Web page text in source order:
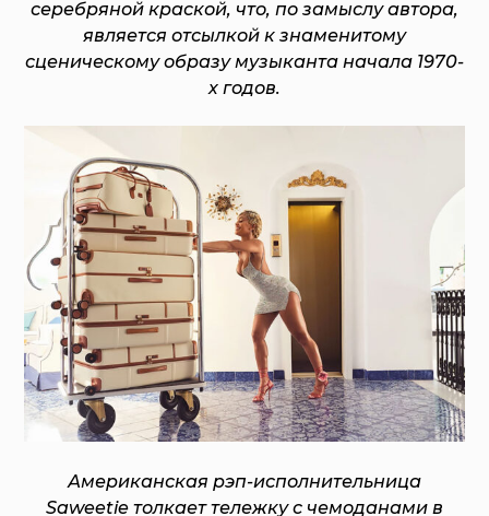
серебряной краской, что, по замыслу автора,
является отсылкой к знаменитому
сценическому образу музыканта начала 1970-
х годов.
Американская рэп-исполнительница
Saweetie толкает тележку с чемоданами в